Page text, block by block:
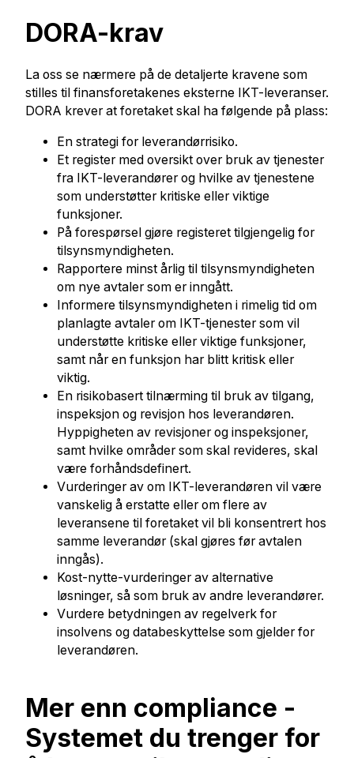
DORA-krav
La oss se nærmere på de detaljerte kravene som
stilles til finansforetakenes eksterne IKT-leveranser.
DORA krever at foretaket skal ha følgende på plass:
En strategi for leverandørrisiko.
Et register med oversikt over bruk av tjenester
fra IKT-leverandører og hvilke av tjenestene
som understøtter kritiske eller viktige
funksjoner.
På forespørsel gjøre registeret tilgjengelig for
tilsynsmyndigheten.
Rapportere minst årlig til tilsynsmyndigheten
om nye avtaler som er inngått.
Informere tilsynsmyndigheten i rimelig tid om
planlagte avtaler om IKT-tjenester som vil
understøtte kritiske eller viktige funksjoner,
samt når en funksjon har blitt kritisk eller
viktig.
En risikobasert tilnærming til bruk av tilgang,
inspeksjon og revisjon hos leverandøren.
Hyppigheten av revisjoner og inspeksjoner,
samt hvilke områder som skal revideres, skal
være forhåndsdefinert.
Vurderinger av om IKT-leverandøren vil være
vanskelig å erstatte eller om flere av
leveransene til foretaket vil bli konsentrert hos
samme leverandør (skal gjøres før avtalen
inngås).
Kost-nytte-vurderinger av alternative
løsninger, så som bruk av andre leverandører.
Vurdere betydningen av regelverk for
insolvens og databeskyttelse som gjelder for
leverandøren.
Mer enn compliance -
Systemet du trenger for